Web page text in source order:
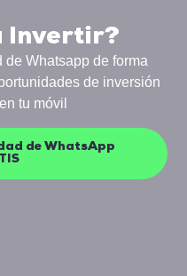
Invertir?
Whatsapp de forma
de inversión
tu móvil
de WhatsApp